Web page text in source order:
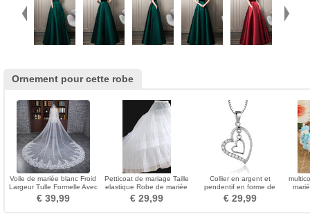
Ornement pour cette robe
Voile de mariée blanc Froid
Largeur Tulle Formelle Avec
le peigne
€ 39,99
Petticoat de mariage Taille
elastique Robe de mariée
Taffetas en polyester
€ 29,99
Collier en argent et
pendentif en forme de
coeur en argent avec
pendentif en forme de
€ 29,99